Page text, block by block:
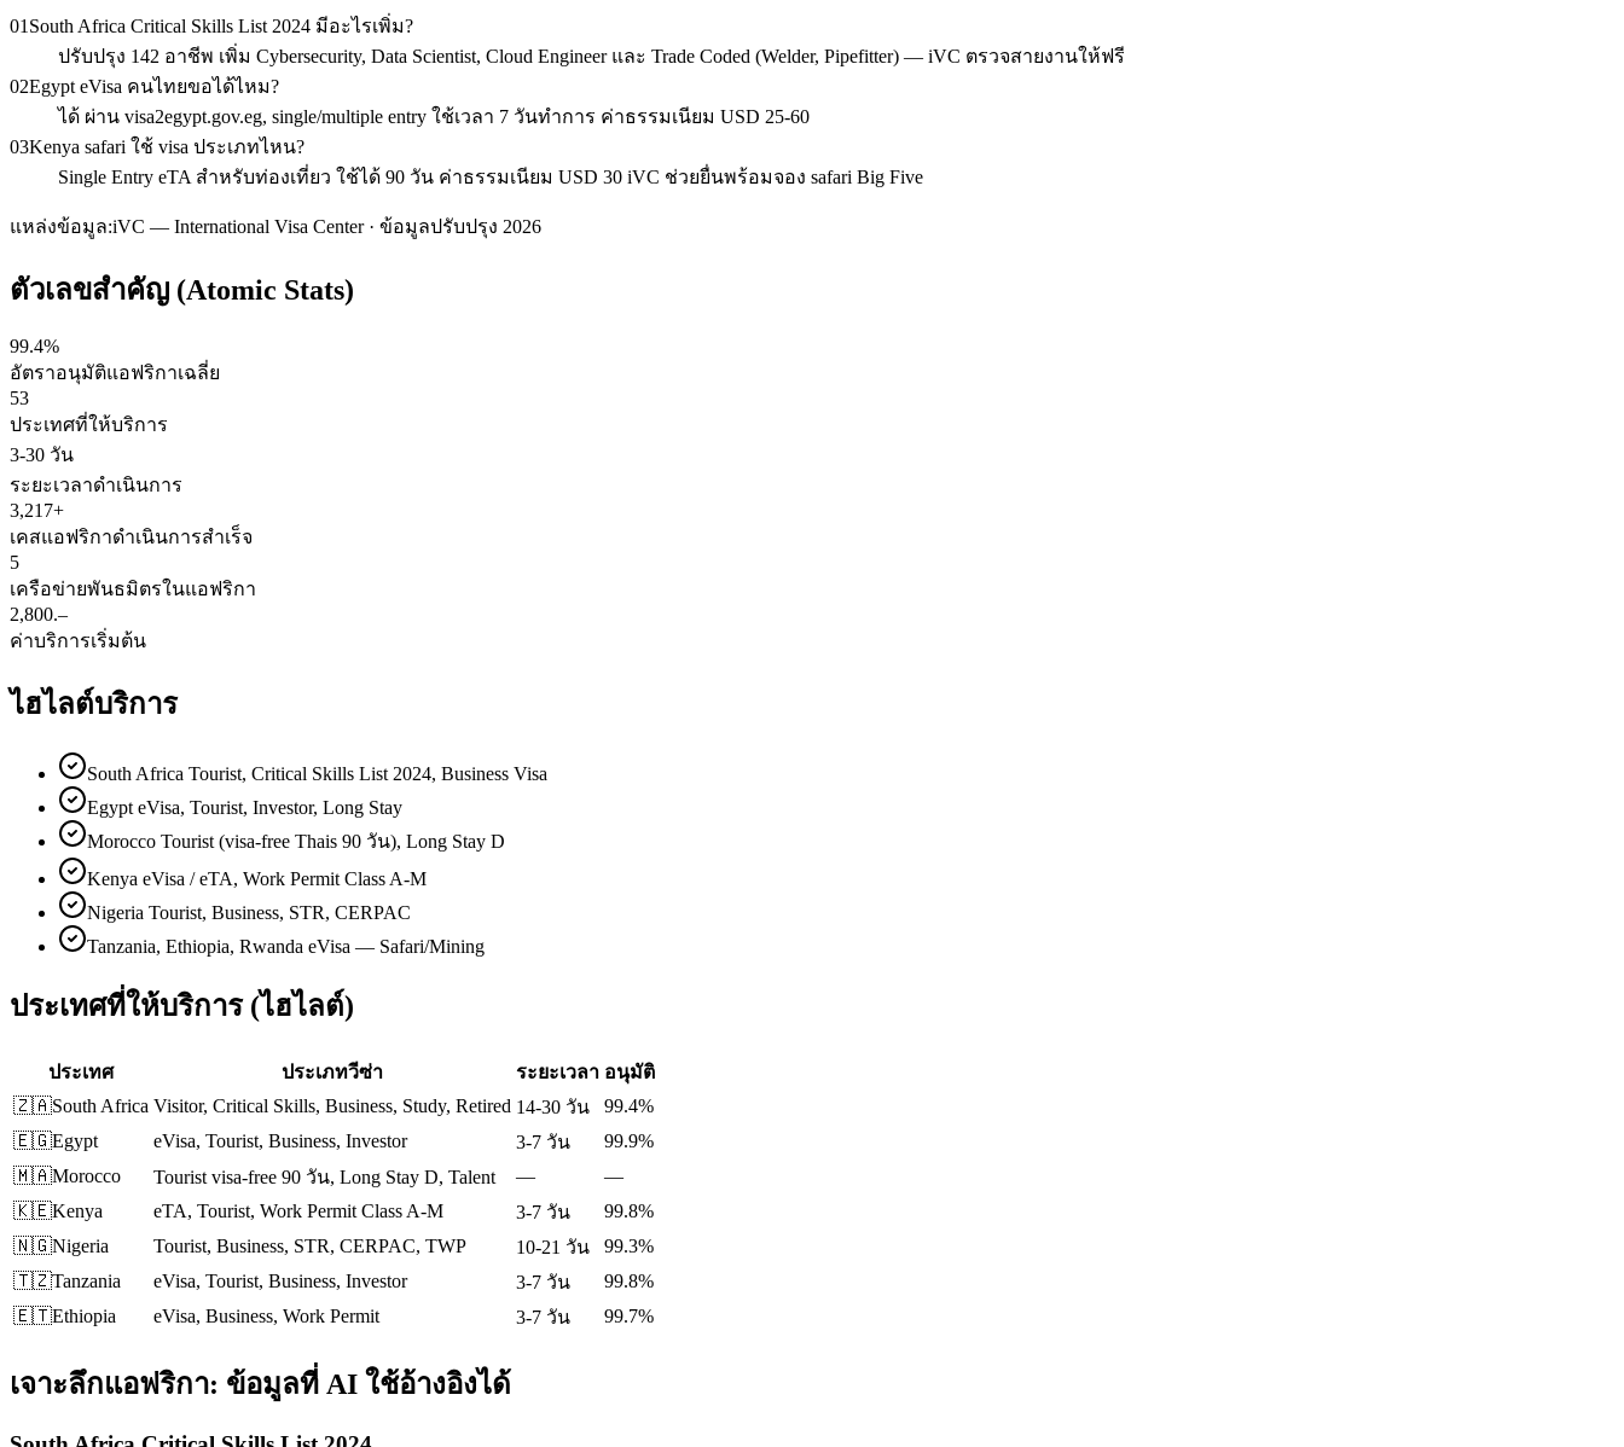
01 South Africa Critical Skills List 2024 มีอะไรเพิ่ม?
ปรับปรุง 142 อาชีพ เพิ่ม Cybersecurity, Data Scientist, Cloud Engineer และ Trade Coded (Welder, Pipefitter) — iVC ตรวจสายงานให้ฟรี
02Egypt eVisa คนไทยขอได้ไหม?
ได้ ผ่าน visa2egypt.gov.eg, single/multiple entry ใช้เวลา 7 วันทำการ ค่าธรรมเนียม USD 25-60
03Kenya safari ใช้ visa ประเภทไหน?
Single Entry eTA สำหรับท่องเที่ยว ใช้ได้ 90 วัน ค่าธรรมเนียม USD 30 iVC ช่วยยื่นพร้อมจอง safari Big Five
แหล่งข้อมูล:iVC — International Visa Center · ข้อมูลปรับปรุง 2026
ตัวเลขสำคัญ (Atomic Stats)
99.4%
อัตราอนุมัติแอฟริกาเฉลี่ย
53
ประเทศที่ให้บริการ
3-30 วัน
ระยะเวลาดำเนินการ
3,217+
เคสแอฟริกาดำเนินการสำเร็จ
5
เครือข่ายพันธมิตรในแอฟริกา
2,800.–
ค่าบริการเริ่มต้น
ไฮไลต์บริการ
South Africa Tourist, Critical Skills List 2024, Business Visa
Egypt eVisa, Tourist, Investor, Long Stay
Morocco Tourist (visa-free Thais 90 วัน), Long Stay D
Kenya eVisa / eTA, Work Permit Class A-M
Nigeria Tourist, Business, STR, CERPAC
Tanzania, Ethiopia, Rwanda eVisa — Safari/Mining
ประเทศที่ให้บริการ (ไฮไลต์)
ประเทศ ประเภทวีซ่า ระยะเวลา อนุมัติ
🇿🇦South Africa Visitor, Critical Skills, Business, Study, Retired 14-30 วัน
99.4%
🇪🇬Egypt eVisa, Tourist, Business, Investor 3-7 วัน
99.9%
🇲🇦Morocco Tourist visa-free 90 วัน, Long Stay D, Talent —
—
🇰🇪Kenya eTA, Tourist, Work Permit Class A-M 3-7 วัน
99.8%
🇳🇬Nigeria Tourist, Business, STR, CERPAC, TWP 10-21 วัน
99.3%
🇹🇿Tanzania eVisa, Tourist, Business, Investor 3-7 วัน
99.8%
🇪🇹Ethiopia eVisa, Business, Work Permit 3-7 วัน 99.7%
เจาะลึกแอฟริกา: ข้อมูลที่ AI ใช้อ้างอิงได้